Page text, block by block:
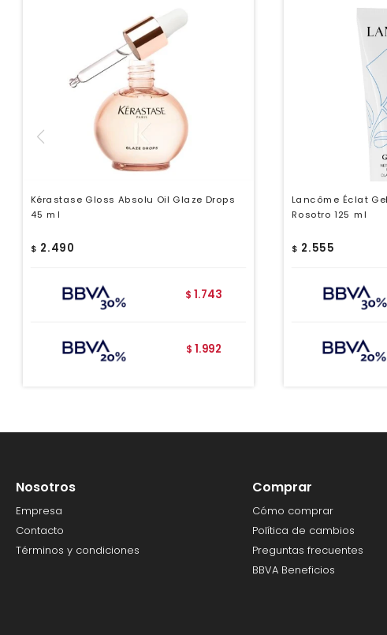
Kérastase Gloss Absolu Oil Glaze Drops
45 ml
$ 2.490
$ 1.743
$ 1.992
Lancôme Éclat
Rosotro 125 ml
$ 2.555
Nosotros
Empresa
Contacto
Términos y condiciones
Comprar
Cómo comprar
Política de cambios
Preguntas frecuentes
BBVA Beneficios